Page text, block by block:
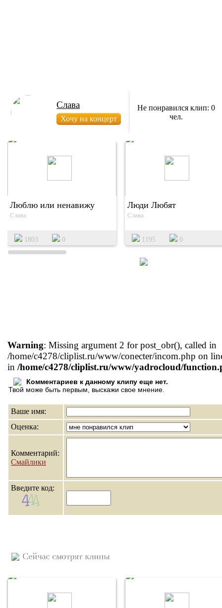
Слава
Не понравился клип: 0
чел.
Люблю или ненавижу
Слава
1803 0
Люди Любят
Слава
1195 0
Warning: Missing argument 2 for post_obr(), called in
/home/c4278/cliplist.ru/www/conecter/incom.php on
in /home/c4278/cliplist.ru/www/yadrocloud/
Комментариев к данному клипу еще нет.
Твой може быть первым, выскажи свое мнение.
Ваше имя:
Оценка:
Комментарий:
Смайлики
Введите код:
Сейчас смотрят клипы